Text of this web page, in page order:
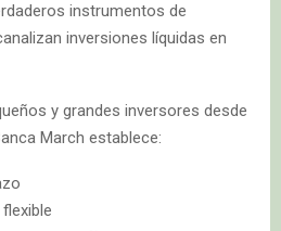
instrumentos de
inversiones líquidas en
y grandes inversores desde
March establece: